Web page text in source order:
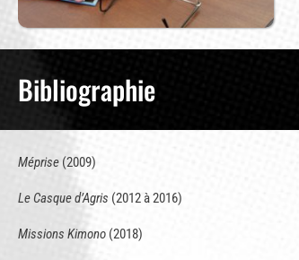
Bibliographie
Méprise (2009)
Le Casque d’Agris (2012 à 2016)
Missions Kimono (2018)